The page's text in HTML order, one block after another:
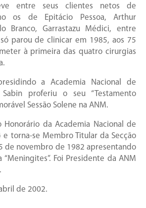
entre seus clientes netos de
os de Epitácio Pessoa, Arthur
Branco, Garrastazu Médici, entre
parou de clinicar em 1985, aos 75
à primeira das quatro cirurgias
a Academia Nacional de
proferiu o seu “Testamento
Sessão Solene na ANM.
Honorário da Academia Nacional de
torna-se Membro Titular da Secção
de novembro de 1982 apresentando
Foi Presidente da ANM
de 2002.